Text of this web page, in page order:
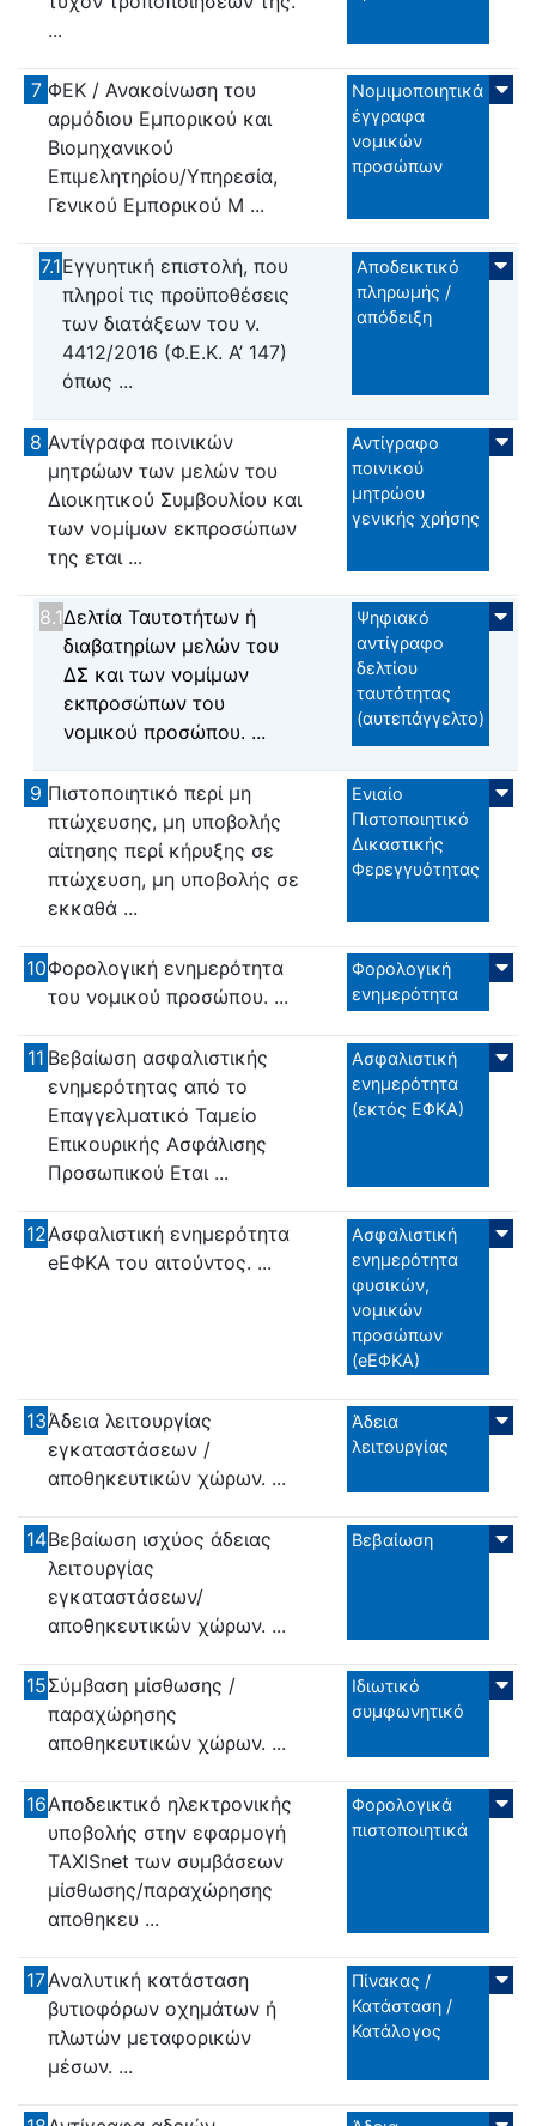
...
7 ΦΕΚ / Ανακοίνωση του
αρμόδιου Εμπορικού και
Βιομηχανικού
Επιμελητηρίου/Υπηρεσία,
Γενικού Εμπορικού Μ ...
Νομιμοποιητικά
έγγραφα
νομικών
προσώπων
7.1Εγγυητική επιστολή, που
πληροί τις προϋποθέσεις
των διατάξεων του ν.
4412/2016 (Φ.Ε.Κ. Α’ 147)
όπως ...
Αποδεικτικό
πληρωμής /
απόδειξη
8 Αντίγραφα ποινικών
μητρώων των μελών του
Διοικητικού Συμβουλίου και
των νομίμων εκπροσώπων
της εται ...
Αντίγραφο
ποινικού
μητρώου
γενικής χρήσης
8.1Δελτία Ταυτοτήτων ή
διαβατηρίων μελών του
ΔΣ και των νομίμων
εκπροσώπων του
νομικού προσώπου. ...
Ψηφιακό
αντίγραφο
δελτίου
ταυτότητας
(αυτεπάγγελτο)
9 Πιστοποιητικό περί μη
πτώχευσης, μη υποβολής
αίτησης περί κήρυξης σε
πτώχευση, μη υποβολής σε
εκκαθά ...
Ενιαίο
Πιστοποιητικό
Δικαστικής
Φερεγγυότητας
10Φορολογική ενημερότητα
του νομικού προσώπου. ...
Φορολογική
ενημερότητα
11 Βεβαίωση ασφαλιστικής
ενημερότητας από το
Επαγγελματικό Ταμείο
Επικουρικής Ασφάλισης
Προσωπικού Εται ...
Ασφαλιστική
ενημερότητα
(εκτός ΕΦΚΑ)
12Ασφαλιστική ενημερότητα
eΕΦΚΑ του αιτούντος. ...
Ασφαλιστική
ενημερότητα
φυσικών,
νομικών
προσώπων
(eΕΦΚΑ)
13Άδεια λειτουργίας
εγκαταστάσεων /
αποθηκευτικών χώρων. ...
Άδεια
λειτουργίας
14Βεβαίωση ισχύος άδειας
λειτουργίας
εγκαταστάσεων/
αποθηκευτικών χώρων. ...
Βεβαίωση
15Σύμβαση μίσθωσης /
παραχώρησης
αποθηκευτικών χώρων. ...
Ιδιωτικό
συμφωνητικό
16Αποδεικτικό ηλεκτρονικής
υποβολής στην εφαρμογή
TAXISnet των συμβάσεων
μίσθωσης/παραχώρησης
αποθηκευ ...
Φορολογικά
πιστοποιητικά
17Αναλυτική κατάσταση
βυτιοφόρων οχημάτων ή
πλωτών μεταφορικών
μέσων. ...
Πίνακας /
Κατάσταση /
Κατάλογος